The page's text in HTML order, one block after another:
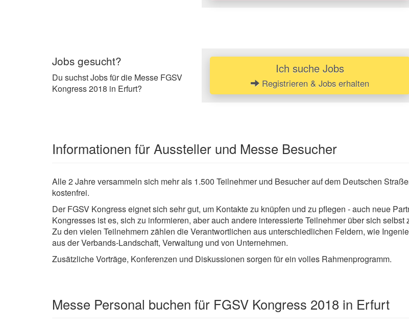
Jobs gesucht?
Du suchst Jobs für die Messe FGSV
Kongress 2018 in Erfurt?
Ich suche Jobs
Registrieren & Jobs erhalten
Informationen für Aussteller und Messe Besucher
Alle 2 Jahre versammeln sich mehr als 1.500 Teilnehmer und Besucher auf dem Deutschen
kostenfrei.
Der FGSV Kongress eignet sich sehr gut, um Kontakte zu knüpfen und zu pflegen - auch neue
Kongresses ist es, sich zu informieren, aber auch andere interessierte Teilnehmer über sich selbst
Zu den vielen Teilnehmern zählen die Verantwortlichen aus unterschiedlichen Feldern, wie
aus der Verbands-Landschaft, Verwaltung und von Unternehmen.
Zusätzliche Vorträge, Konferenzen und Diskussionen sorgen für ein volles Rahmenprogramm.
Messe Personal buchen für FGSV Kongress 2018 in Erfurt